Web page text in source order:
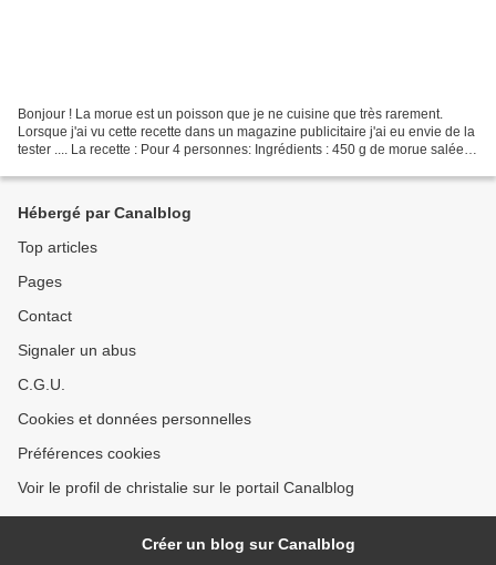
Bonjour ! La morue est un poisson que je ne cuisine que très rarement.
Lorsque j'ai vu cette recette dans un magazine publicitaire j'ai eu envie de la
tester .... La recette : Pour 4 personnes: Ingrédients : 450 g de morue salée 6
Hébergé par Canalblog
Top articles
Pages
Contact
Signaler un abus
C.G.U.
Cookies et données personnelles
Préférences cookies
Voir le profil de christalie sur le portail Canalblog
Créer un blog sur Canalblog